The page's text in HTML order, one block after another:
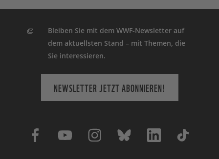
Bleiben Sie mit dem WWF-Newsletter auf
dem aktuellsten Stand – mit Themen, die
Sie interessieren.
NEWSLETTER JETZT ABONNIEREN!